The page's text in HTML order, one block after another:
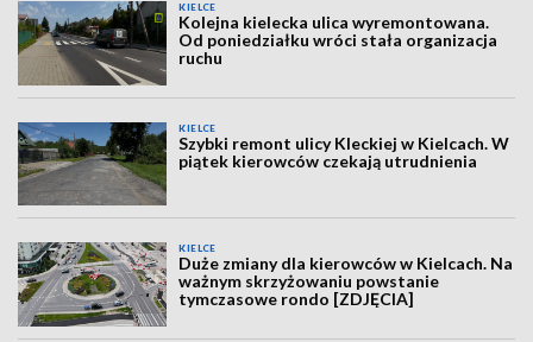
KIELCE
Kolejna kielecka ulica wyremontowana.
Od poniedziałku wróci stała organizacja
ruchu
KIELCE
Szybki remont ulicy Kleckiej w Kielcach. W
piątek kierowców czekają utrudnienia
KIELCE
Duże zmiany dla kierowców w Kielcach. Na
ważnym skrzyżowaniu powstanie
tymczasowe rondo [ZDJĘCIA]